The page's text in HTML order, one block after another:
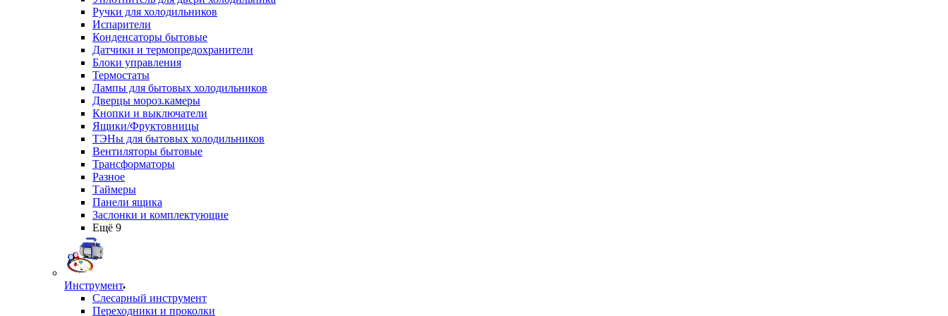
Ручки для холодильников
Испарители
Конденсаторы бытовые
Датчики и термопредохранители
Блоки управления
Термостаты
Лампы для бытовых холодильников
Дверцы мороз.камеры
Кнопки и выключатели
Ящики/Фруктовницы
ТЭНы для бытовых холодильников
Вентиляторы бытовые
Трансформаторы
Разное
Таймеры
Панели ящика
Заслонки и комплектующие
Ещё 9
Инструмент
Слесарный инструмент
Переходники и проколки